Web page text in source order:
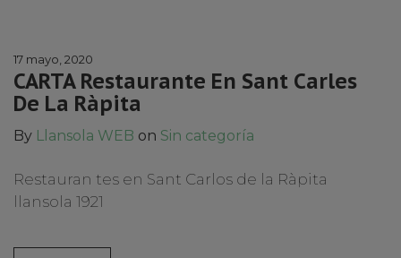
17 mayo, 2020
CARTA Restaurante En Sant Carles
De La Ràpita
By Llansola WEB on Sin categoría
Restauran tes en Sant Carlos de la Ràpita
llansola 1921